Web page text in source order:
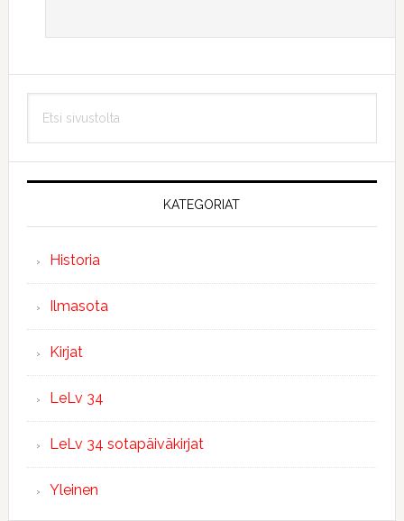
Ensisijainen
sivupalkki
sivustolta
KATEGORIAT
Historia
Ilmasota
Kirjat
LeLv 34
LeLv 34 sotapäiväkirjat
Yleinen